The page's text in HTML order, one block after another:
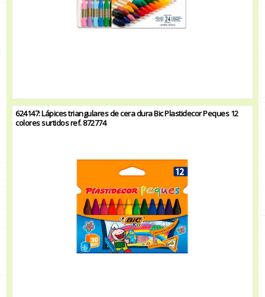
624147: Lápices triangulares de cera dura Bic Plastidecor Peques 12
colores surtidos ref. 872774